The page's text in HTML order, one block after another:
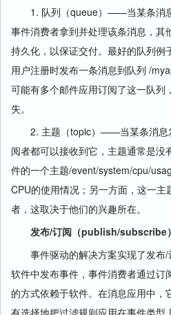
1. 队列（queue）——当某条消息
事件消费者拿到并处理该条消息，其
持久化，以保证交付。最好的队列
用户注册时发布一条消息到队列 /
可能有多个邮件应用订阅了这一队列
失。
2. 主题（topic）——当某条消息
阅者都可以接收到它，主题通常是
件的一个主题/event/system/cpu/
CPU的使用情况；另一方面，这一
者，这取决于他们的兴趣所在。
发布/订阅（publish/subscribe）
事件驱动的解决方案实现了发布/
软件中发布事件，事件消费者通过订
的方式依赖于软件。在消息应用中，
有选择地把过滤规则应用在事件类型